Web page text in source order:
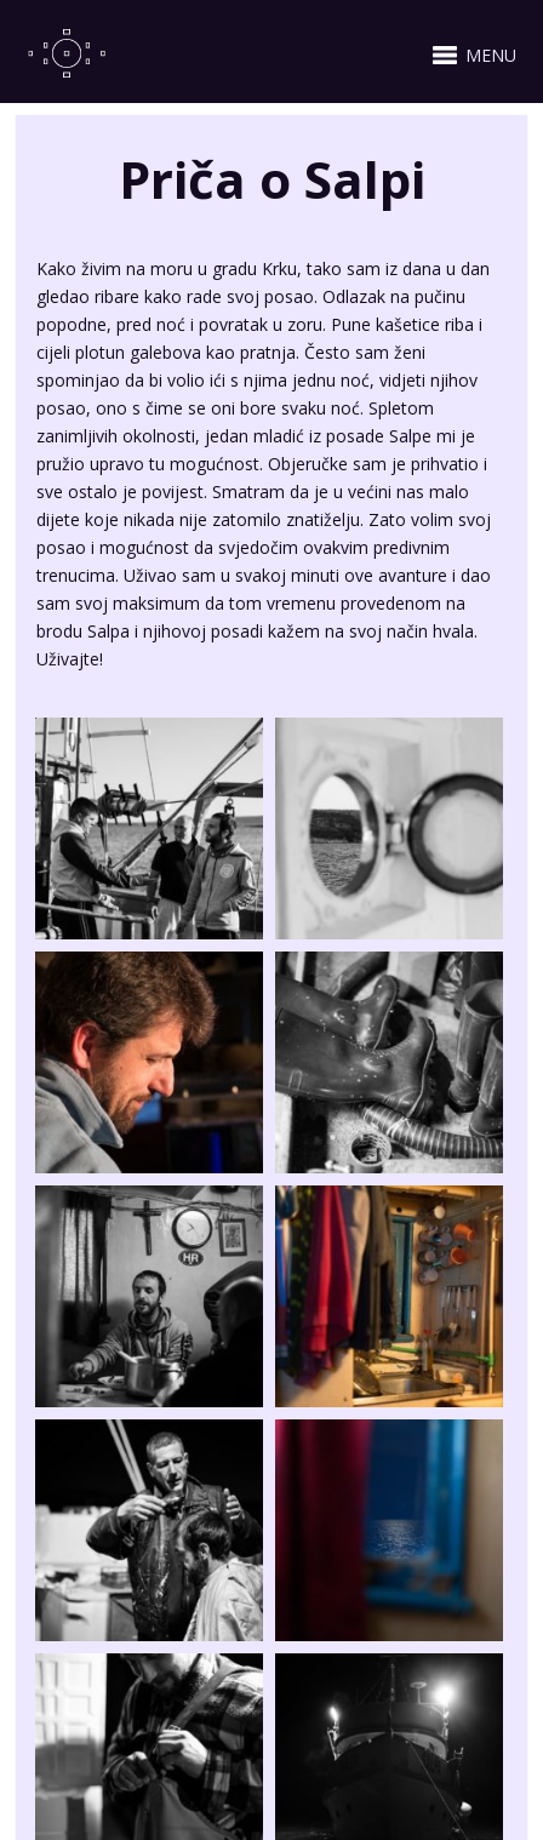
MENU
Priča o Salpi
Kako živim na moru u gradu Krku, tako sam iz dana u dan
gledao ribare kako rade svoj posao. Odlazak na pučinu
popodne, pred noć i povratak u zoru. Pune kašetice riba i
cijeli plotun galebova kao pratnja. Često sam ženi
spominjao da bi volio ići s njima jednu noć, vidjeti njihov
posao, ono s čime se oni bore svaku noć. Spletom
zanimljivih okolnosti, jedan mladić iz posade Salpe mi je
pružio upravo tu mogućnost. Objeručke sam je prihvatio i
sve ostalo je povijest. Smatram da je u većini nas malo
dijete koje nikada nije zatomilo znatiželju. Zato volim svoj
posao i mogućnost da svjedočim ovakvim predivnim
trenucima. Uživao sam u svakoj minuti ove avanture i dao
sam svoj maksimum da tom vremenu provedenom na
brodu Salpa i njihovoj posadi kažem na svoj način hvala.
Uživajte!